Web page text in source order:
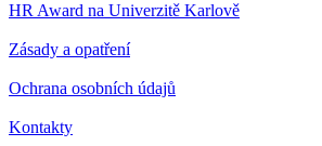
HR Award na Univerzitě Karlově
Zásady a opatření
Ochrana osobních údajů
Kontakty